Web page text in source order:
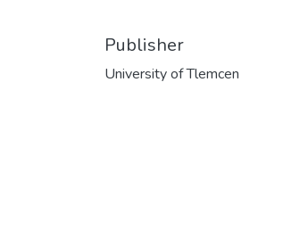
Publisher
University of Tlemcen